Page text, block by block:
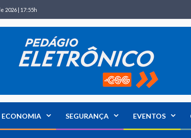
2026 | 17:55h
ECONOMIA SEGURANÇA EVENTOS